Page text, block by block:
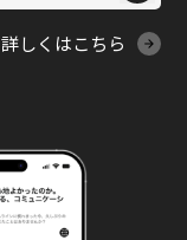
詳しくはこちら